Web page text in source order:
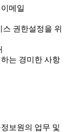
메일
권한설정을 위
는 경미한 사항
보원의 업무 및